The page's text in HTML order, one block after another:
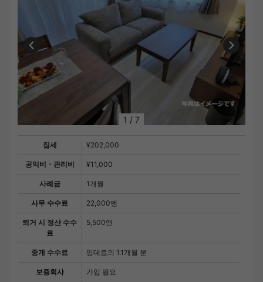
1 / 7
집세 ¥202,000
공익비・관리비 ¥11,000
사례금 1개월
사무 수수료 22,000엔
퇴거 시 정산 수수
료
5,500엔
중개 수수료 임대료의 1.1개월 분
보증회사 가입 필요